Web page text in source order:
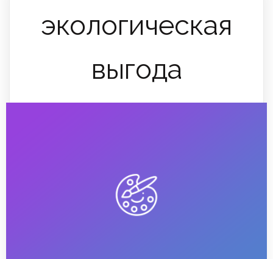
экологическая
выгода